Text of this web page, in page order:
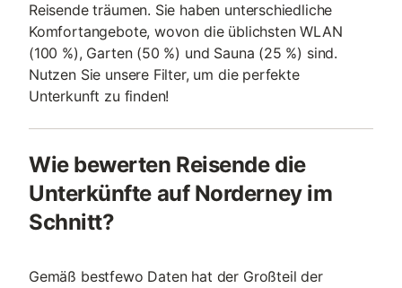
Reisende träumen. Sie haben unterschiedliche
Komfortangebote, wovon die üblichsten WLAN
(100 %), Garten (50 %) und Sauna (25 %) sind.
Nutzen Sie unsere Filter, um die perfekte
Unterkunft zu finden!
Wie bewerten Reisende die
Unterkünfte auf Norderney im
Schnitt?
Gemäß bestfewo Daten hat der Großteil der